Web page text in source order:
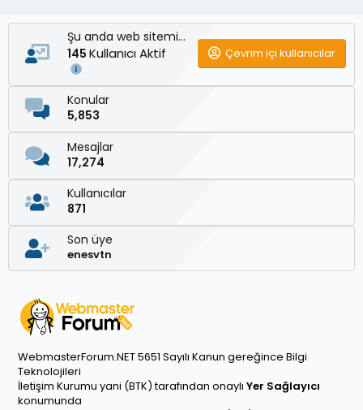
Şu anda web sitemizde
145 Kullanıcı Aktif Çevrim içi kullanıcılar
Konular
5,853
Mesajlar
17,274
Kullanıcılar
871
Son üye
enesvtn
WebmasterForum.NET 5651 Sayılı Kanun gereğince Bilgi
Teknolojileri
İletişim Kurumu yani (BTK) tarafından onaylı Yer Sağlayıcı
konumunda